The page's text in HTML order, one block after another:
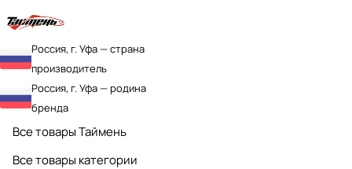
Россия, г. Уфа — страна
производитель
Россия, г. Уфа — родина
бренда
Все товары Таймень
Все товары категории